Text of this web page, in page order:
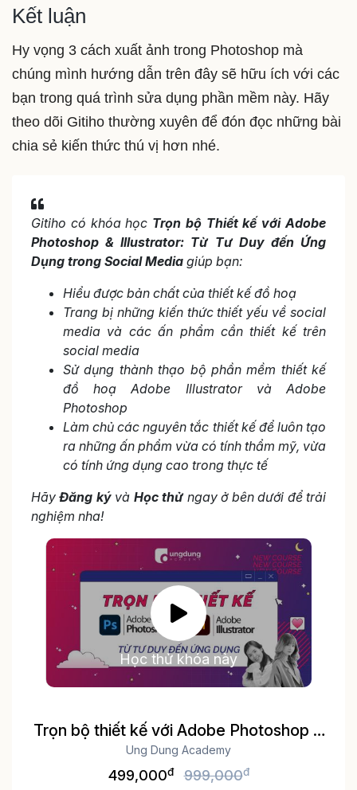
Kết luận
Hy vọng 3 cách xuất ảnh trong Photoshop mà
chúng mình hướng dẫn trên đây sẽ hữu ích với các
bạn trong quá trình sửa dụng phần mềm này. Hãy
theo dõi Gitiho thường xuyên để đón đọc những bài
chia sẻ kiến thức thú vị hơn nhé.
Gitiho có khóa học Trọn bộ Thiết kế với Adobe
Photoshop & Illustrator: Từ Tư Duy đến Ứng
Dụng trong Social Media giúp bạn:
Hiểu được bản chất của thiết kế đồ hoạ
Trang bị những kiến thức thiết yếu về social
media và các ấn phẩm cần thiết kế trên
social media
Sử dụng thành thạo bộ phần mềm thiết kế
đồ hoạ Adobe Illustrator và Adobe
Photoshop
Làm chủ các nguyên tắc thiết kế để luôn tạo
ra những ấn phẩm vừa có tính thẩm mỹ, vừa
có tính ứng dụng cao trong thực tế
HãyĐăng kývà Học thửngay ở bên dưới để trải
nghiệm nha!
Học thử khóa này
Trọn bộ thiết kế với Adobe Photoshop &
Illustrator: Từ tư duy đến ứng dụng
trong social media
Ung Dung Academy
499,000đ 999,000đ